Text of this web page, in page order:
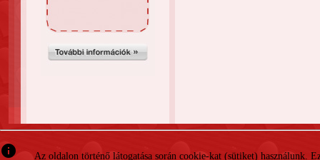
info Az oldalon történő látogatása során cookie-kat (sütiket)